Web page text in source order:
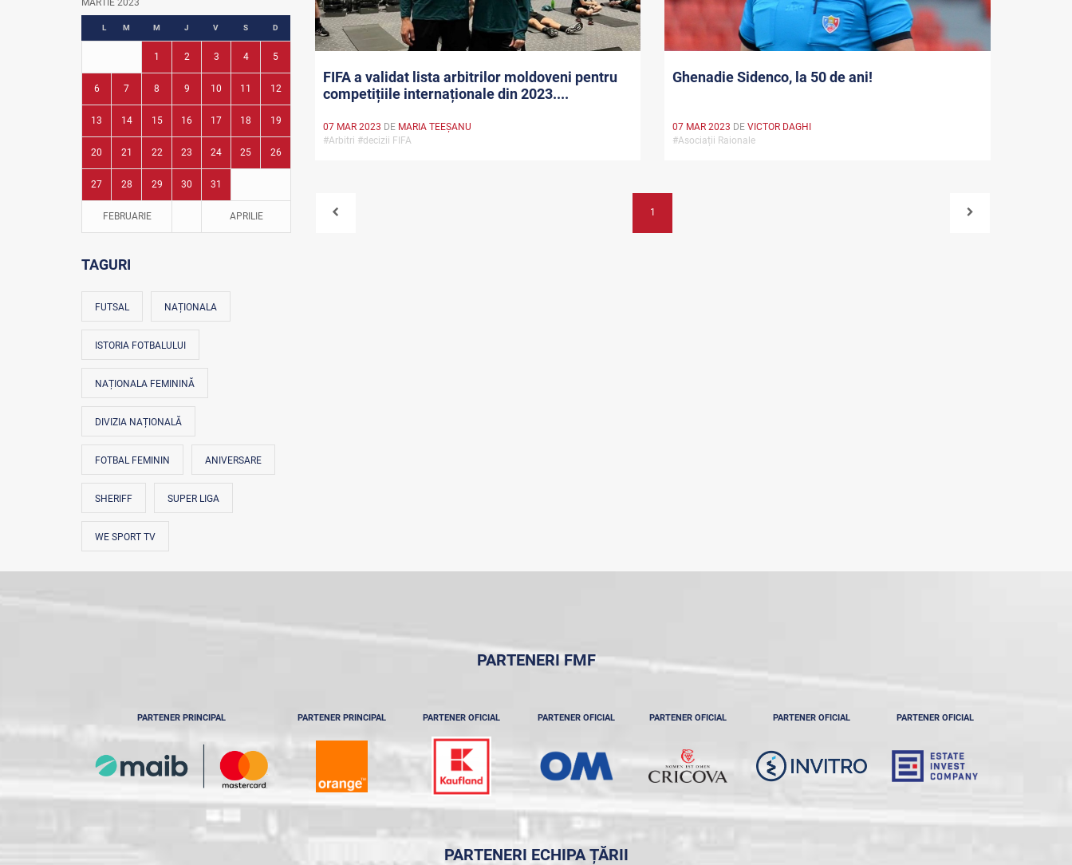
Fotbal în grădinițe
MARTIE 2023
L M M J V S D
1 2 3 4 5
6 7 8 9 10 11 12
13 14 15 16 17 18 19
20 21 22 23 24 25 26
27 28 29 30 31
FEBRUARIE APRILIE
TAGURI
FUTSAL NAȚIONALA
ISTORIA FOTBALULUI
NAȚIONALA FEMININĂ
DIVIZIA NAȚIONALĂ
FOTBAL FEMININ ANIVERSARE
SHERIFF SUPER LIGA
WE SPORT TV
FIFA a validat lista arbitrilor moldoveni pentru
competițiile internaționale din 2023....
07 MAR 2023 DE MARIA TEEŞANU
#Arbitri #decizii FIFA
Ghenadie Sidenco, la 50 de ani!
07 MAR 2023 DEVICTOR DAGHI
#Asociații Raionale
1
PARTENERI FMF
PARTENER PRINCIPAL PARTENER PRINCIPAL PARTENER OFICIAL PARTENER OFICIAL PARTENER OFICIAL PARTENER OFICIAL PARTENER OFICIAL
PARTENERI ECHIPA ȚĂRII